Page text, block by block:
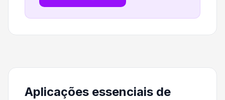
Aplicações essenciais de